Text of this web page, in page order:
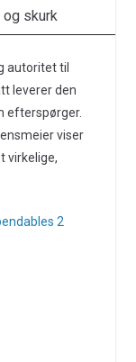
og skurk
autoritet til
leverer den
efterspørger.
viser
virkelige,
2